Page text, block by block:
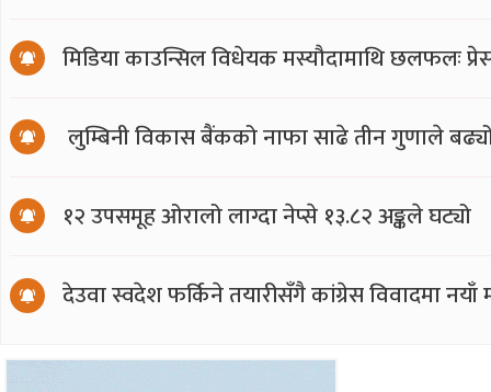
मिडिया काउन्सिल विधेयक मस्यौदामाथि छलफलः
लुम्बिनी विकास बैंकको नाफा साढे तीन गुणाले
१२ उपसमूह ओरालो लाग्दा नेप्से १३.८२ अङ्कले घट्यो
देउवा स्वदेश फर्किने तयारीसँगै कांग्रेस विवादमा